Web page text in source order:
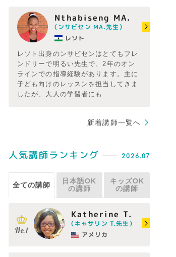
Nthabiseng MA.
（ンサビセン MA.先生）
レソト
レソト出身のンサビセンはとてもフレ
ンドリーで明るい先生で、2年のオン
ラインでの指導経験があります。主に
子ども向けのレッスンを担当してきま
したが、大人の学習者にも...
新着講師一覧へ
人気講師ランキング 2026.07
全ての講師
日本語OK
の講師
キッズOK
の講師
Katherine T.
（キャサリン T.先生）
アメリカ